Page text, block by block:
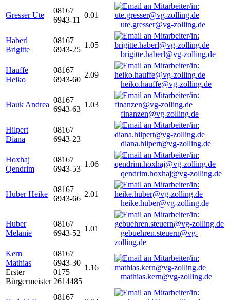
Gresser Ute
08167
6943-11
0.01
ute.gresser@vg-zolling.de
Haberl
Brigitte
08167
6943-25
1.05
brigitte.haberl@vg-zolling.de
Hauffe
Heiko
08167
6943-60
2.09
heiko.hauffe@vg-zolling.de
Hauk Andrea
08167
6943-63
1.03
finanzen@vg-zolling.de
Hilpert
Diana
08167
6943-23
diana.hilpert@vg-zolling.de
Hoxhaj
Qendrim
08167
6943-53
1.06
qendrim.hoxhaj@vg-zolling.de
Huber Heike
08167
6943-66
2.01
heike.huber@vg-zolling.de
Huber
Melanie
08167
6943-52
1.01
gebuehren.steuern@vg-
zolling.de
Kern
Mathias
Erster
Bürgermeister
08167
6943-30
0175
2614485
1.16
mathias.kern@vg-zolling.de
08167